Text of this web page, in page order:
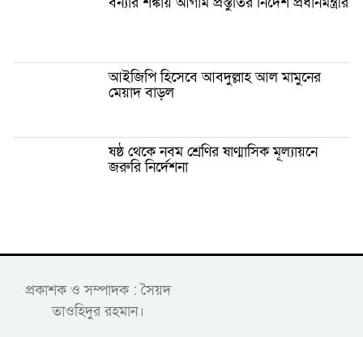
আইজিপি হিসেবে আবদুল্লাহ আল মামুনের
মেয়াদ বাড়ল
ষষ্ঠ থেকে নবম শ্রেণির ষাণ্মাসিক মূল্যায়নে
জরুরি নির্দেশনা
প্রকাশক ও সম্পাদক : সৈয়দ
তাওহিদুর রহমান।